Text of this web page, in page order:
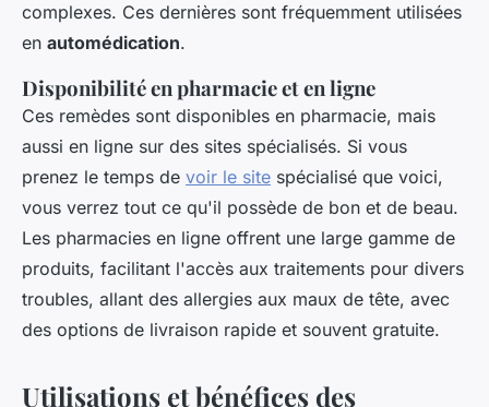
complexes. Ces dernières sont fréquemment utilisées
en automédication.
Disponibilité en pharmacie et en ligne
Ces remèdes sont disponibles en pharmacie, mais
aussi en ligne sur des sites spécialisés. Si vous
prenez le temps de voir le site spécialisé que voici,
vous verrez tout ce qu'il possède de bon et de beau.
Les pharmacies en ligne offrent une large gamme de
produits, facilitant l'accès aux traitements pour divers
troubles, allant des allergies aux maux de tête, avec
des options de livraison rapide et souvent gratuite.
Utilisations et bénéfices des